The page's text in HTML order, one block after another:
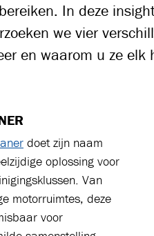
In deze
we vier
en waarom u ze elk
doet zijn naam
oplossing voor
Van
motorruimtes, deze
voor